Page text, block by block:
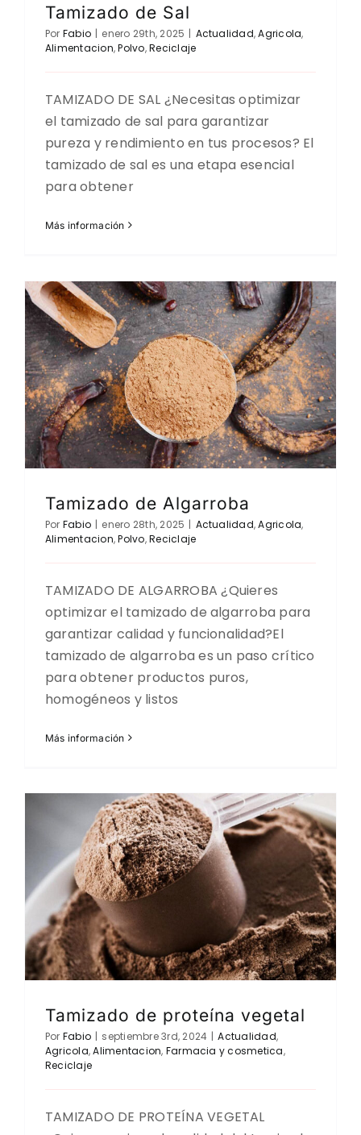
Tamizado de Sal
Por Fabio | enero 29th, 2025 | Actualidad,Agricola,
Alimentacion,Polvo,Reciclaje
TAMIZADO DE SAL ¿Necesitas optimizar
el tamizado de sal para garantizar
pureza y rendimiento en tus procesos? El
tamizado de sal es una etapa esencial
para obtener
Más información
Tamizado de Algarroba
Por Fabio | enero 28th, 2025 | Actualidad,Agricola,
Alimentacion,Polvo,Reciclaje
TAMIZADO DE ALGARROBA ¿Quieres
optimizar el tamizado de algarroba para
garantizar calidad y funcionalidad?El
tamizado de algarroba es un paso crítico
para obtener productos puros,
homogéneos y listos
Más información
Tamizado de proteína vegetal
Por Fabio | septiembre 3rd, 2024 | Actualidad,
Agricola,Alimentacion, Farmacia y cosmetica,
Reciclaje
TAMIZADO DE PROTEÍNA VEGETAL